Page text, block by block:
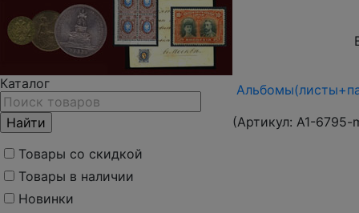
Каталог
Товары со скидкой
Товары в наличии
Новинки
(Артикул: A1-6795-